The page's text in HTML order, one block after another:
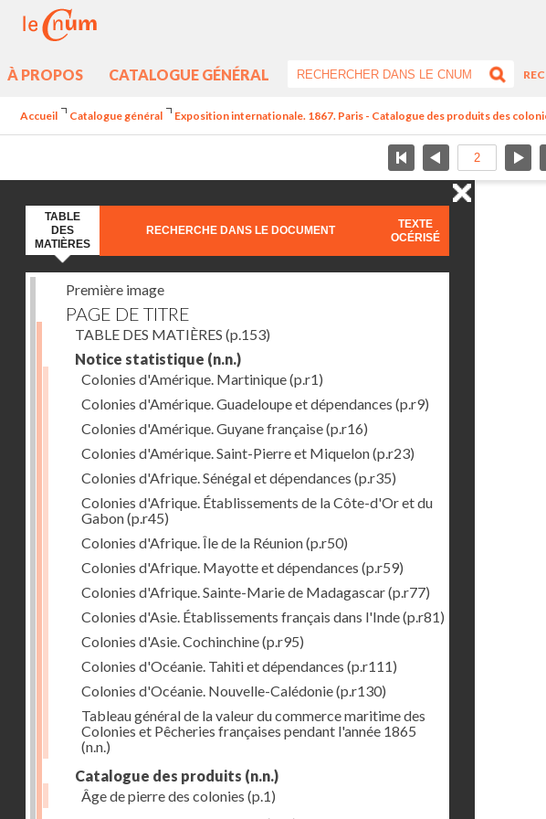
À PROPOS CATALOGUE GÉNÉRAL
Accueil Catalogue général Exposition internationale. 1867. Paris - Catalogue des produits des
TABLE
DES
MATIÈRES
RECHERCHE DANS LE DOCUMENT
TEXTE
OCÉRISÉ
Première image
PAGE DE TITRE
TABLE DES MATIÈRES (p.153)
Notice statistique (n.n.)
Colonies d'Amérique. Martinique(p.r1)
Colonies d'Amérique. Guadeloupe et dépendances (p.r9)
Colonies d'Amérique. Guyane française(p.r16)
Colonies d'Amérique. Saint-Pierre et Miquelon(p.r23)
Colonies d'Afrique. Sénégal et dépendances (p.r35)
Colonies d'Afrique. Établissements de la Côte-d'Or et du
Gabon(p.r45)
Colonies d'Afrique. Île de la Réunion(p.r50)
Colonies d'Afrique. Mayotte et dépendances (p.r59)
Colonies d'Afrique. Sainte-Marie de Madagascar(p.r77)
Colonies d'Asie. Établissements français dans l'Inde(p.r81)
Colonies d'Asie. Cochinchine(p.r95)
Colonies d'Océanie. Tahiti et dépendances (p.r111)
Colonies d'Océanie. Nouvelle-Calédonie(p.r130)
Tableau général de la valeur du commerce maritime des
Colonies et Pêcheries françaises pendant l'année 1865
(n.n.)
Catalogue des produits (n.n.)
Âge de pierre des colonies (p.1)